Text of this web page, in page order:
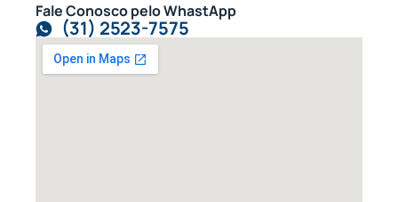
Fale Conosco pelo WhastApp
(31) 2523-7575